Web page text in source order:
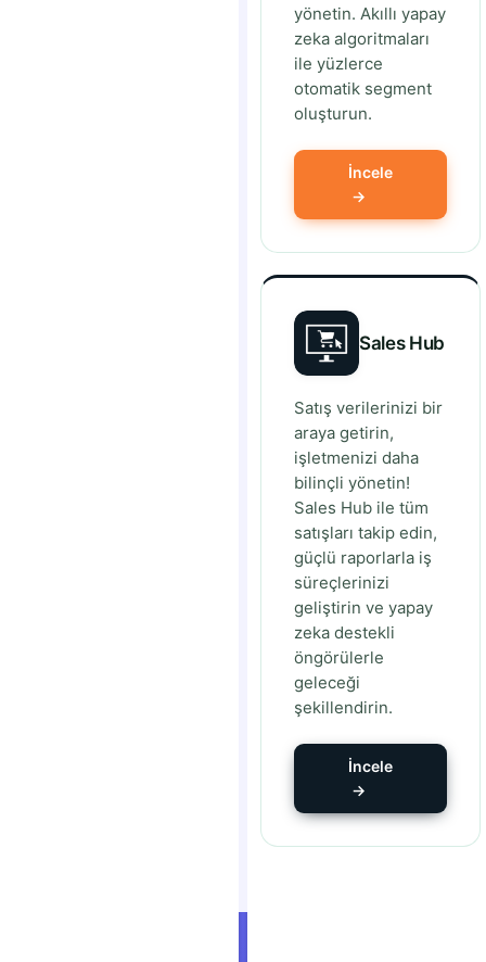
yönetin. Akıllı yapay
zeka algoritmaları
ile yüzlerce
otomatik segment
oluşturun.
İncele
→
Sales Hub
Satış verilerinizi bir
araya getirin,
işletmenizi daha
bilinçli yönetin!
Sales Hub ile tüm
satışları takip edin,
güçlü raporlarla iş
süreçlerinizi
geliştirin ve yapay
zeka destekli
öngörülerle
geleceği
şekillendirin.
İncele
→